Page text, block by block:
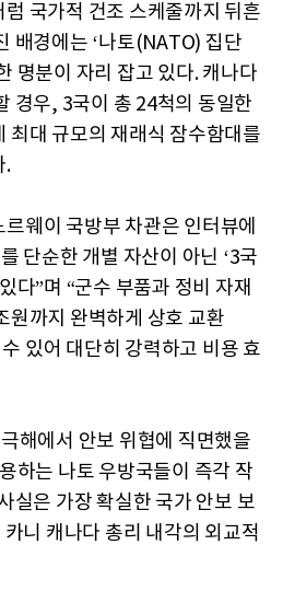
국가적 건조 스케줄까지 뒤흔
배경에는 ‘나토(NATO) 집단
명분이 자리 잡고 있다. 캐나다
경우, 3국이 총 24척의 동일한
최대 규모의 재래식 잠수함대를
.
웨이 국방부 차관은 인터뷰에
단순한 개별 자산이 아닌 ‘3국
다”며 “군수 부품과 정비 자재
원까지 완벽하게 상호 교환
있어 대단히 강력하고 비용 효
해에서 안보 위협에 직면했을
하는 나토 우방국들이 즉각 작
실은 가장 확실한 국가 안보 보
니 캐나다 총리 내각의 외교적